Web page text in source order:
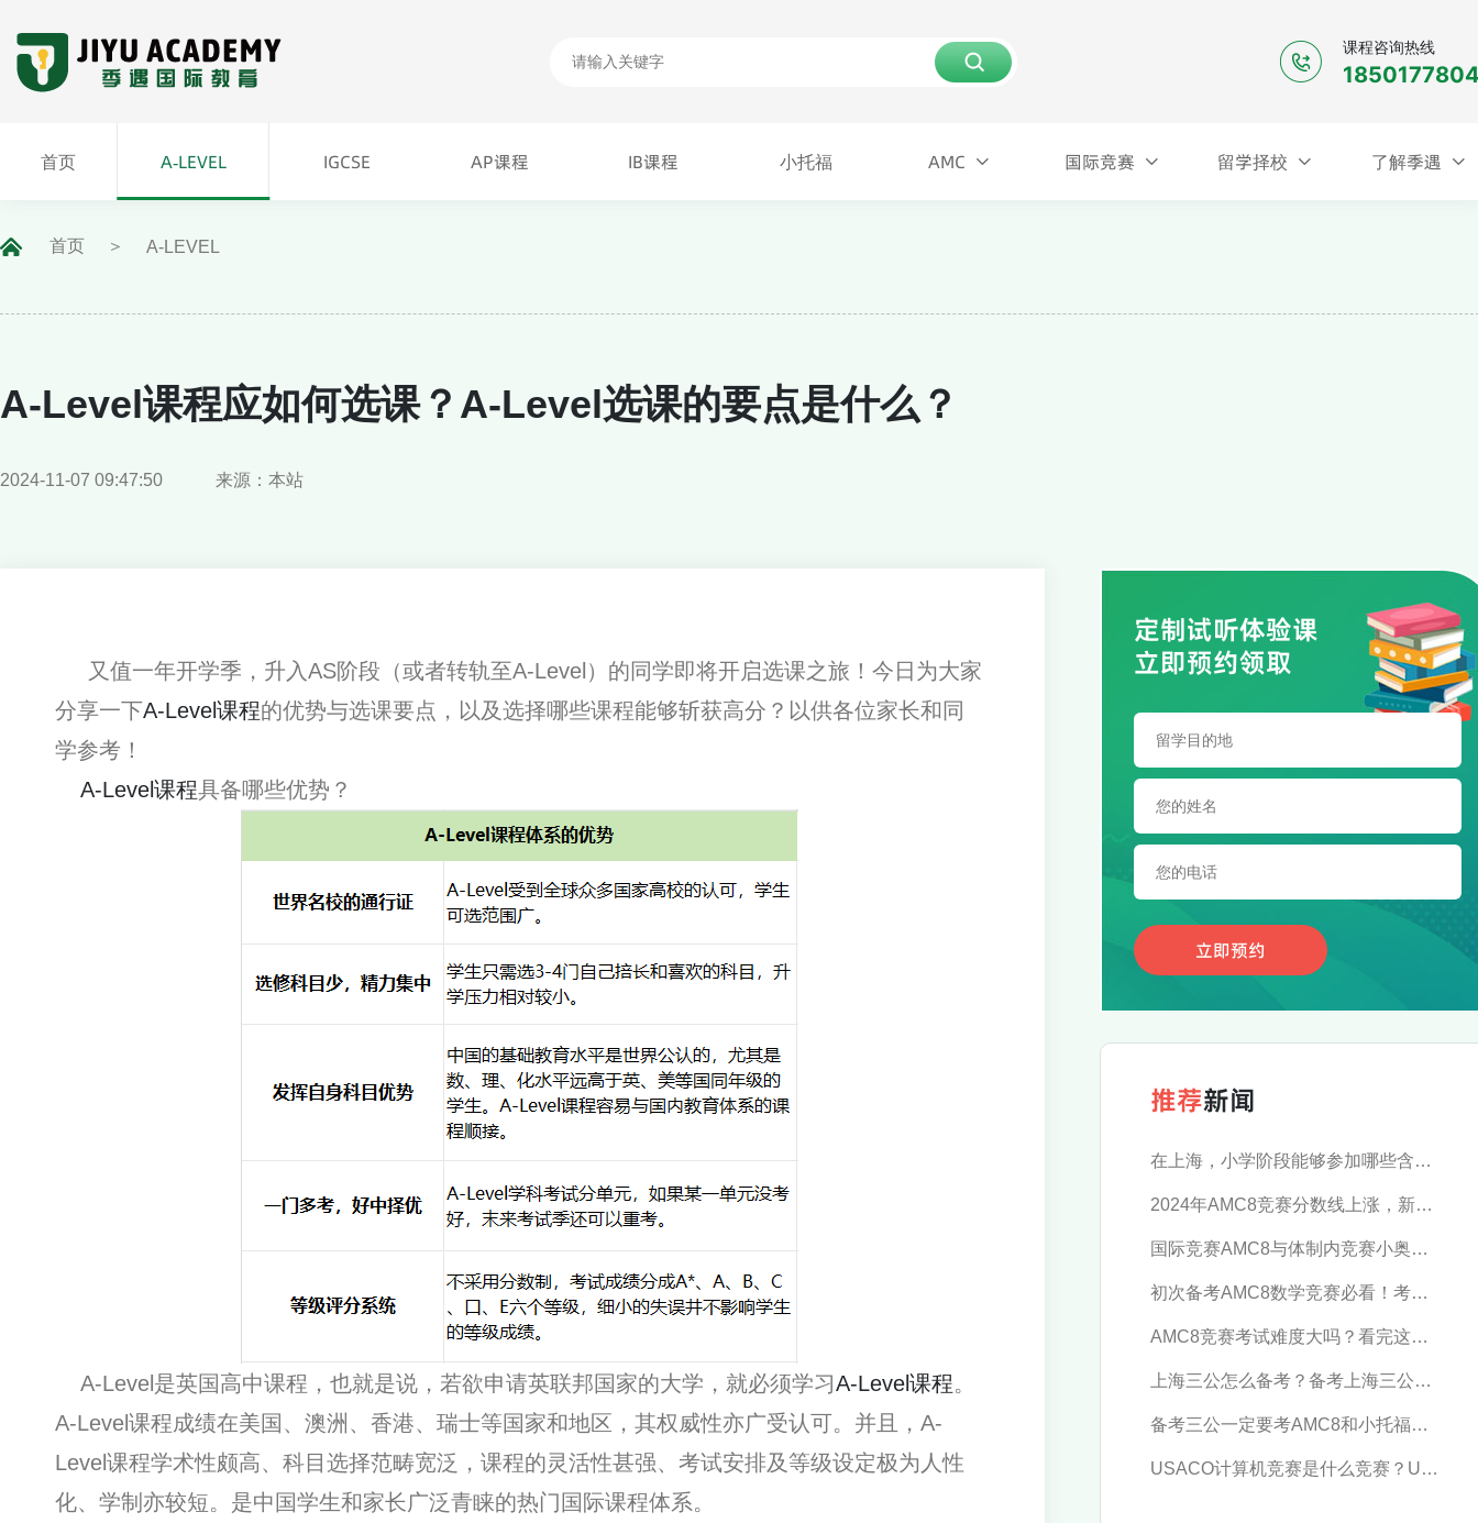
课程咨询热线
首页
A-LEVEL
IGCSE
AP课程
IB课程
小托福
AMC
国际竞赛
留学择校
了解季遇
首页 A-LEVEL
A-Level课程应如何选课？A-Level选课的要点是什么？
2024-11-07 09:47:50 来源：本站
又值一年开学季，升入AS阶段（或者转轨至A-Level）的同学即将开启选课之旅！今日为大家
分享一下A-Level课程的优势与选课要点，以及选择哪些课程能够斩获高分？以供各位家长和同
学参考！
A-Level课程具备哪些优势？
A-Level是英国高中课程，也就是说，若欲申请英联邦国家的大学，就必须学习A-Level课程。
A-Level课程成绩在美国、澳洲、香港、瑞士等国家和地区，其权威性亦广受认可。并且，A-
Level课程学术性颇高、科目选择范畴宽泛，课程的灵活性甚强、考试安排及等级设定极为人性
化、学制亦较短。是中国学生和家长广泛青睐的热门国际课程体系。
定制试听体验课
立即预约领取
推荐新闻
在上海，小学阶段能够参加哪些含金量高的数学竞赛？
2024年AMC8竞赛分数线上涨，新赛季应当如何规划？
国际竞赛AMC8与体制内竞赛小奥，究竟推荐参加哪一个？
初次备考AMC8数学竞赛必看！考试时间及报名流程汇总
AMC8竞赛考试难度大吗？看完这篇轻松拿下！
上海三公怎么备考？备考上海三公这些逻辑一定要懂！-季遇教育
备考三公一定要考AMC8和小托福吗？AMC8和小托福考多少分才有优势？-季遇教育
USACO计算机竞赛是什么竞赛？USACO简介-季遇教育